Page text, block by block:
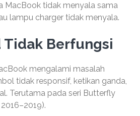
MacBook tidak menyala sama
lampu charger tidak menyala.
Tidak Berfungsi
mengalami masalah
tidak responsif, ketikan ganda,
Terutama pada seri Butterfly